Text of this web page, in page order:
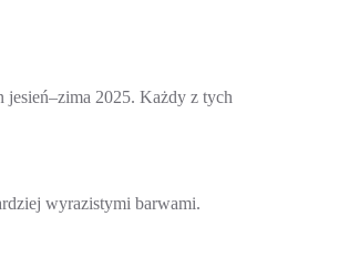
2025. Każdy z tych
wyrazistymi barwami.